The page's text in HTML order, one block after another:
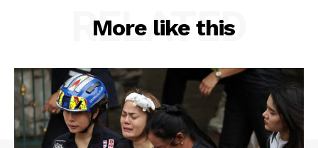
More like this
RELATED